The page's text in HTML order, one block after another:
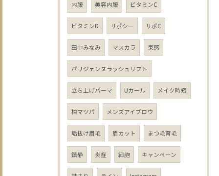
内服 美容内服 ビタミンC
ビタミンD リポシー リポC
田中みなみ マスカラ 束感
パリジェンヌラッシュリフト
立ち上げパーマ Uカール メイク時短
柏マツパ メンズアイブロウ
垢抜け眉毛 眉カット まつ毛育毛
鎮静 炎症 細胞 キャンペーン